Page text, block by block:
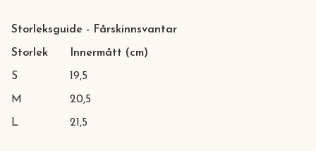
Storleksguide - Fårskinnsvantar
Storlek Innermått (cm)
S 19,5
M 20,5
L 21,5